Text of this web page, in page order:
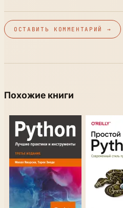
ОСТАВИТЬ КОММЕНТАРИЙ →
Похожие книги